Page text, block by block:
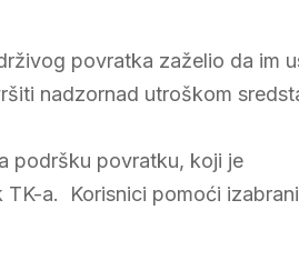
povratka zaželio da im
nadzornad utroškom
podršku povratku, koji je
a. Korisnici pomoći